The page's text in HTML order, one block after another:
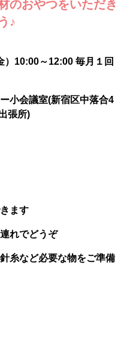
のおやつをいただき
♪
10:00～12:00 毎月１回
小会議室(新宿区中落合4
張所)
ます
れでどうぞ
糸など必要な物をご準備